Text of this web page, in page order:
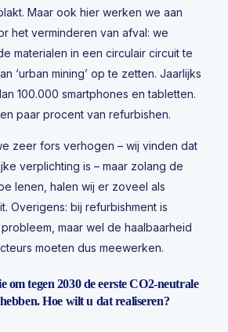
Maar ook hier werken we aan
het verminderen van afval: we
materialen in een circulair circuit te
‘urban mining’ op te zetten. Jaarlijks
100.000 smartphones en tabletten.
paar procent van refurbishen.
zeer fors verhogen – wij vinden dat
verplichting is – maar zolang de
lenen, halen wij er zoveel als
Overigens: bij refurbishment is
maar wel de haalbaarheid
moeten dus meewerken.
om tegen 2030 de eerste CO2-neutrale
Hoe wilt u dat realiseren?